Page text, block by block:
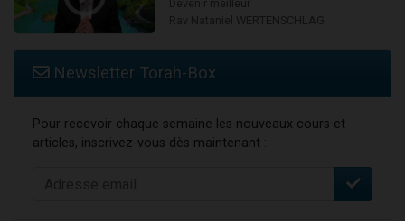
Newsletter Torah-Box
Pour recevoir chaque semaine les nouveaux cours et
articles, inscrivez-vous dès maintenant :